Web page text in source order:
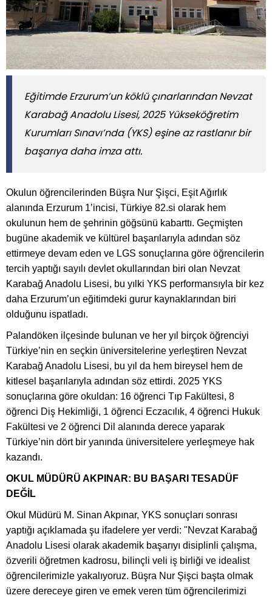
Eğitimde Erzurum’un köklü çınarlarından Nevzat
Karabağ Anadolu Lisesi, 2025 Yükseköğretim
Kurumları Sınavı’nda (YKS) eşine az rastlanır bir
başarıya daha imza attı.
Okulun öğrencilerinden Büşra Nur Şişci, Eşit Ağırlık
alanında Erzurum 1’incisi, Türkiye 82.si olarak hem
okulunun hem de şehrinin göğsünü kabarttı. Geçmişten
bugüne akademik ve kültürel başarılarıyla adından söz
ettirmeye devam eden ve LGS sonuçlarına göre öğrencilerin
tercih yaptığı sayılı devlet okullarından biri olan Nevzat
Karabağ Anadolu Lisesi, bu yılki YKS performansıyla bir kez
daha Erzurum’un eğitimdeki gurur kaynaklarından biri
olduğunu ispatladı.
Palandöken ilçesinde bulunan ve her yıl birçok öğrenciyi
Türkiye’nin en seçkin üniversitelerine yerleştiren Nevzat
Karabağ Anadolu Lisesi, bu yıl da hem bireysel hem de
kitlesel başarılarıyla adından söz ettirdi. 2025 YKS
sonuçlarına göre okuldan: 16 öğrenci Tıp Fakültesi, 8
öğrenci Diş Hekimliği, 1 öğrenci Eczacılık, 4 öğrenci Hukuk
Fakültesi ve 2 öğrenci Dil alanında derece yaparak
Türkiye’nin dört bir yanında üniversitelere yerleşmeye hak
kazandı.
OKUL MÜDÜRÜ AKPINAR: BU BAŞARI TESADÜF
DEĞİL
Okul Müdürü M. Sinan Akpınar, YKS sonuçları sonrası
yaptığı açıklamada şu ifadelere yer verdi: "Nevzat Karabağ
Anadolu Lisesi olarak akademik başarıyı disiplinli çalışma,
özverili öğretmen kadrosu, bilinçli veli iş birliği ve idealist
öğrencilerimizle yakalıyoruz. Büşra Nur Şişci başta olmak
üzere dereceye giren ve emek veren tüm öğrencilerimizi